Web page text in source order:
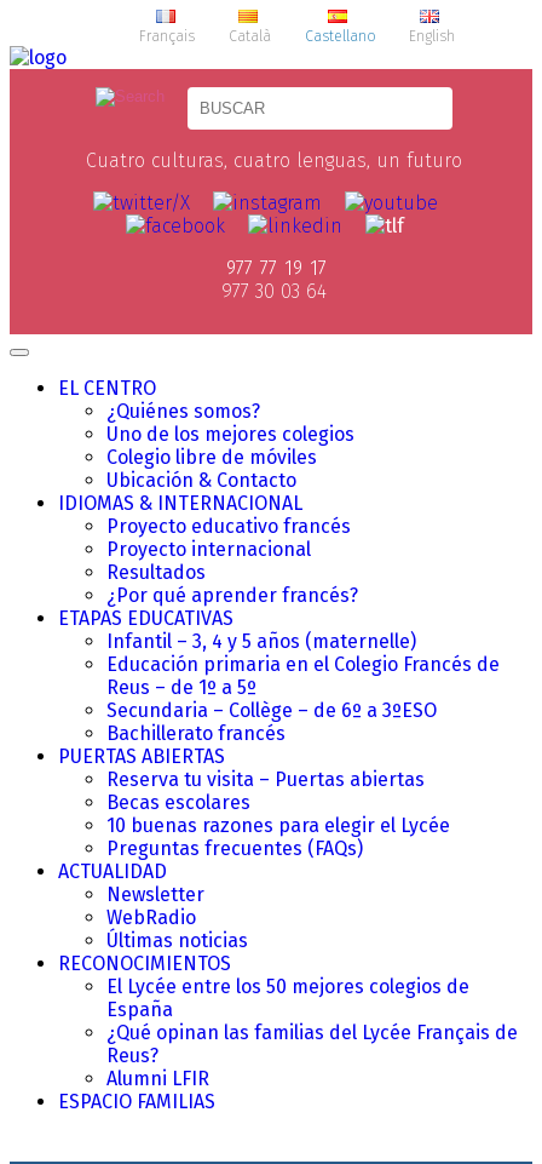
Français Català Castellano English
Cuatro culturas, cuatro lenguas, un futuro
977 77 19 17
977 30 03 64
EL CENTRO
¿Quiénes somos?
Uno de los mejores colegios
Colegio libre de móviles
Ubicación & Contacto
IDIOMAS & INTERNACIONAL
Proyecto educativo francés
Proyecto internacional
Resultados
¿Por qué aprender francés?
ETAPAS EDUCATIVAS
Infantil – 3, 4 y 5 años (maternelle)
Educación primaria en el Colegio Francés de
Reus – de 1º a 5º
Secundaria – Collège – de 6º a 3ºESO
Bachillerato francés
PUERTAS ABIERTAS
Reserva tu visita – Puertas abiertas
Becas escolares
10 buenas razones para elegir el Lycée
Preguntas frecuentes (FAQs)
ACTUALIDAD
Newsletter
WebRadio
Últimas noticias
RECONOCIMIENTOS
El Lycée entre los 50 mejores colegios de
España
¿Qué opinan las familias del Lycée Français de
Reus?
Alumni LFIR
ESPACIO FAMILIAS